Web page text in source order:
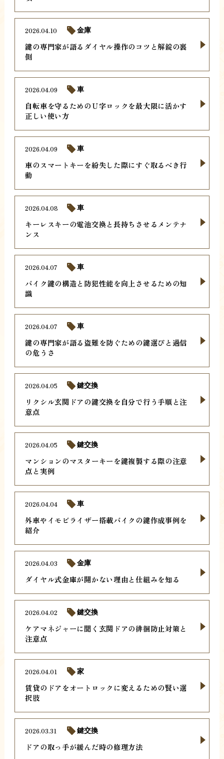
鍵の専門家が語るダイヤル操作のコツと解錠の裏
側
2026.04.10 金庫
自転車を守るためのＵ字ロックを最大限に活かす
正しい使い方
2026.04.09 車
車のスマートキーを紛失した際にすぐ取るべき行
動
2026.04.09 車
キーレスキーの電池交換と長持ちさせるメンテナ
ンス
2026.04.08 車
バイク鍵の構造と防犯性能を向上させるための知
識
2026.04.07 車
鍵の専門家が語る盗難を防ぐための鍵選びと過信
の危うさ
2026.04.07 車
リクシル玄関ドアの鍵交換を自分で行う手順と注
意点
2026.04.05 鍵交換
マンションのマスターキーを鍵複製する際の注意
点と実例
2026.04.05 鍵交換
外車やイモビライザー搭載バイクの鍵作成事例を
紹介
2026.04.04 車
ダイヤル式金庫が開かない理由と仕組みを知る
2026.04.03 金庫
ケアマネジャーに聞く玄関ドアの徘徊防止対策と
注意点
2026.04.02 鍵交換
賃貸のドアをオートロックに変えるための賢い選
択肢
2026.04.01 家
ドアの取っ手が緩んだ時の修理方法
2026.03.31 鍵交換